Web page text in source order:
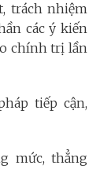
trách nhiệm
các ý kiến
chính trị lần
tiếp cận,
mức, thẳng